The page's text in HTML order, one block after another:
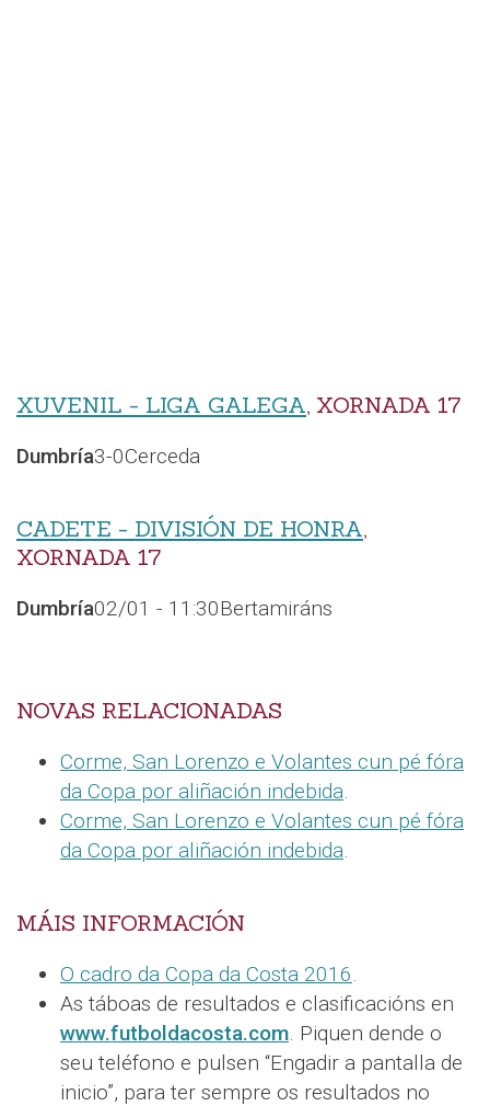
XUVENIL - LIGA GALEGA, XORNADA 17
Dumbría3-0Cerceda
CADETE - DIVISIÓN DE HONRA,
XORNADA 17
Dumbría02/01 - 11:30Bertamiráns
NOVAS RELACIONADAS
Corme, San Lorenzo e Volantes cun pé fóra
da Copa por aliñación indebida.
Corme, San Lorenzo e Volantes cun pé fóra
da Copa por aliñación indebida.
MÁIS INFORMACIÓN
O cadro da Copa da Costa 2016.
As táboas de resultados e clasificacións en
www.futboldacosta.com. Piquen dende o
seu teléfono e pulsen “Engadir a pantalla de
inicio”, para ter sempre os resultados no